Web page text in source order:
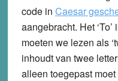
code in Caesar
aangebracht. Het
moeten we lezen als
inhoudt van twee
alleen toegepast